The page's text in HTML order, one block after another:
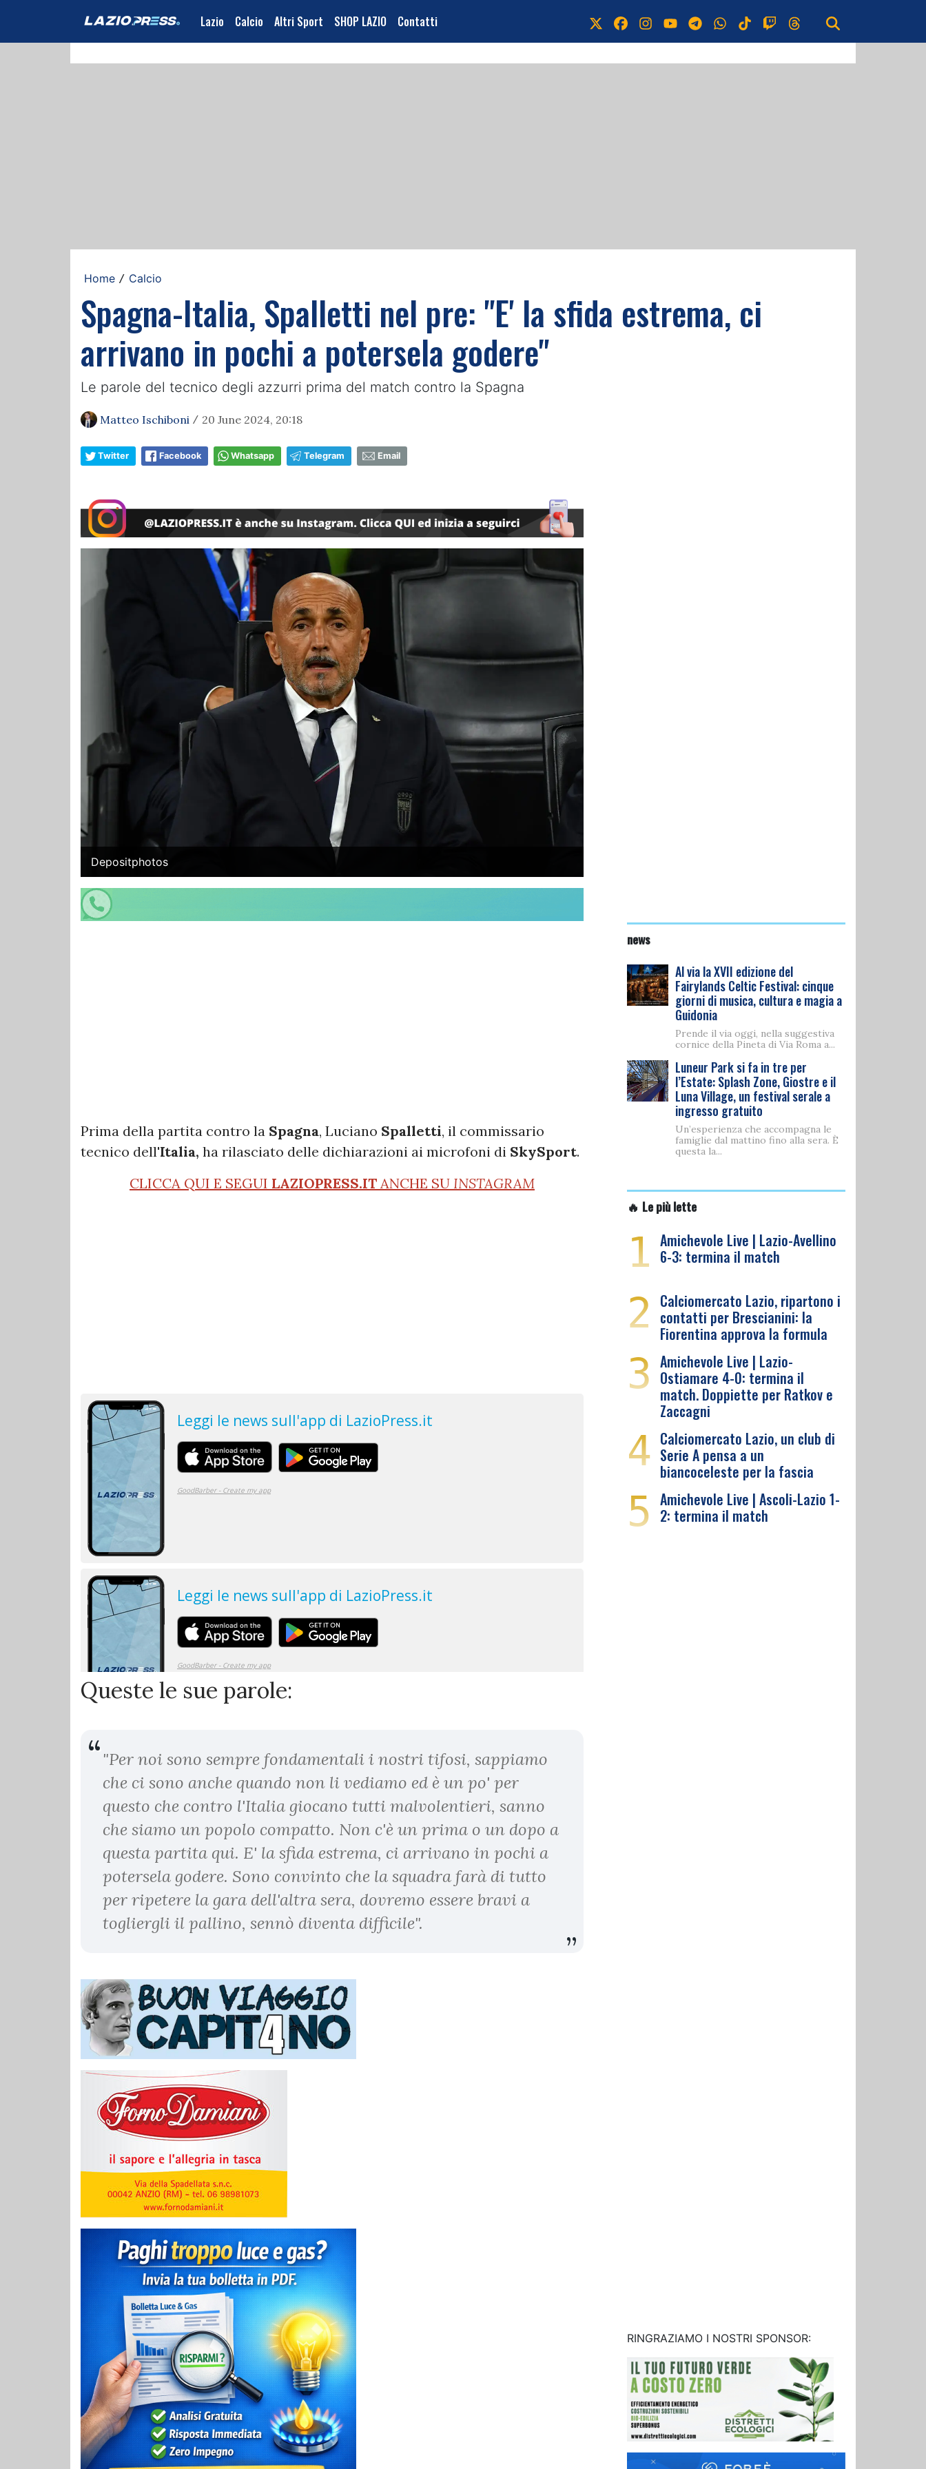
Lazio Calcio Altri Sport SHOP LAZIO Contatti
Home / Calcio
Spagna-Italia, Spalletti nel pre: "E' la sfida estrema, ci
arrivano in pochi a potersela godere"
Le parole del tecnico degli azzurri prima del match contro la Spagna
Matteo Ischiboni / 20 June 2024, 20:18
Twitter Facebook Whatsapp Telegram Email
Depositphotos
Prima della partita contro la Spagna, Luciano Spalletti, il commissario
tecnico dell'Italia, ha rilasciato delle dichiarazioni ai microfoni di SkySport.
CLICCA QUI E SEGUI LAZIOPRESS.IT ANCHE SU INSTAGRAM
Queste le sue parole:
"Per noi sono sempre fondamentali i nostri tifosi, sappiamo
che ci sono anche quando non li vediamo ed è un po' per
questo che contro l'Italia giocano tutti malvolentieri, sanno
che siamo un popolo compatto. Non c'è un prima o un dopo a
questa partita qui. E' la sfida estrema, ci arrivano in pochi a
potersela godere. Sono convinto che la squadra farà di tutto
per ripetere la gara dell'altra sera, dovremo essere bravi a
togliergli il pallino, sennò diventa difficile".
news
Al via la XVII edizione del
Fairylands Celtic Festival: cinque
giorni di musica, cultura e magia a
Guidonia
Prende il via oggi, nella suggestiva
cornice della Pineta di Via Roma a...
Luneur Park si fa in tre per
l’Estate: Splash Zone, Giostre e il
Luna Village, un festival serale a
ingresso gratuito
Un’esperienza che accompagna le
famiglie dal mattino fino alla sera. È
questa la...
🔥 Le più lette
1 Amichevole Live | Lazio-Avellino
6-3: termina il match
2 Calciomercato Lazio, ripartono i
contatti per Brescianini: la
Fiorentina approva la formula
3 Amichevole Live | Lazio-
Ostiamare 4-0: termina il
match. Doppiette per Ratkov e
Zaccagni
4 Calciomercato Lazio, un club di
Serie A pensa a un
biancoceleste per la fascia
5 Amichevole Live | Ascoli-Lazio 1-
2: termina il match
RINGRAZIAMO I NOSTRI SPONSOR: